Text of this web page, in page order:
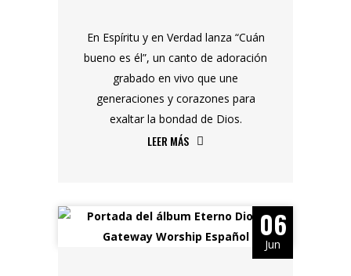
En Espíritu y en Verdad lanza “Cuán
bueno es él”, un canto de adoración
grabado en vivo que une
generaciones y corazones para
exaltar la bondad de Dios.
LEER MÁS
06
Jun